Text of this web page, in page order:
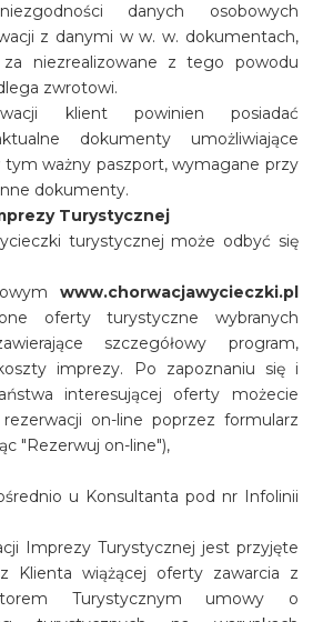
danych osobowych
z danymi w w. w. dokumentach,
za niezrealizowane z tego powodu
zwrotowi.
klient powinien posiadać
dokumenty umożliwiające
tym ważny paszport, wymagane przy
dokumenty.
Turystycznej
turystycznej może odbyć się
www.chorwacjawycieczki.pl
oferty turystyczne wybranych
szczegółowy program,
imprezy. Po zapoznaniu się i
interesującej oferty możecie
on-line poprzez formularz
"Rezerwuj on-line"),
u Konsultanta pod nr Infolinii
Imprezy Turystycznej jest przyjęte
Klienta wiążącej oferty zawarcia z
Turystycznym umowy o